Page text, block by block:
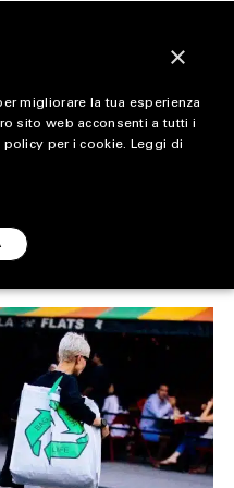
moda: A
×
migliorare la tua esperienza
sito web acconsenti a tutti i
per i cookie. Leggi di